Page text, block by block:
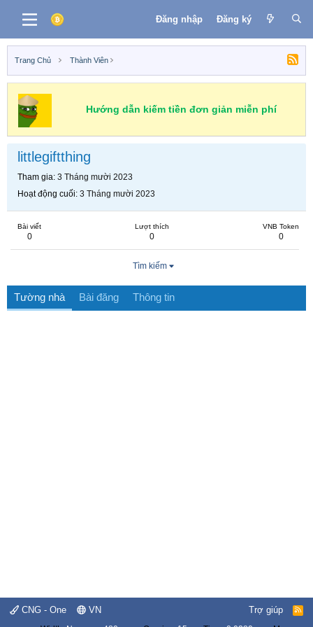
Đăng nhập Đăng ký
Trang Chủ Thành Viên
Hướng dẫn kiếm tiền đơn giản miễn phí
littlegiftthing
Tham gia 3 Tháng mười 2023
Hoạt động cuối 3 Tháng mười 2023
Bài viết
0
Lượt thích
0
VNB Token
0
Tìm kiếm
Tường nhà Bài đăng Thông tin
CNG - One VN Trợ giúp
R